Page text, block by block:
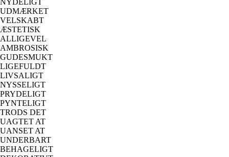
UDMÆRKET
VELSKABT
ÆSTETISK
ALLIGEVEL
AMBROSISK
GUDESMUKT
LIGEFULDT
LIVSALIGT
NYSSELIGT
PRYDELIGT
PYNTELIGT
TRODS DET
UAGTET AT
UANSET AT
UNDERBART
BEHAGELIGT